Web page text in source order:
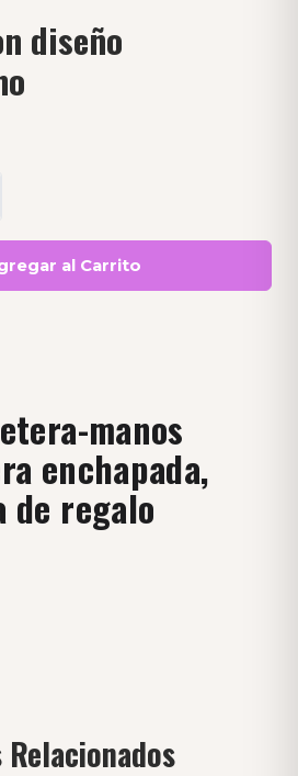
diseño
al Carrito
manos
enchapada,
de regalo